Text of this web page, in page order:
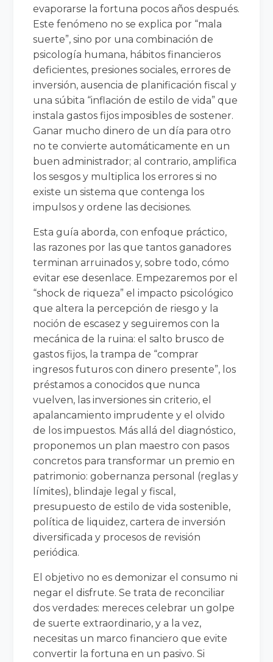
evaporarse la fortuna pocos años después.
Este fenómeno no se explica por “mala
suerte”, sino por una combinación de
psicología humana, hábitos financieros
deficientes, presiones sociales, errores de
inversión, ausencia de planificación fiscal y
una súbita “inflación de estilo de vida” que
instala gastos fijos imposibles de sostener.
Ganar mucho dinero de un día para otro
no te convierte automáticamente en un
buen administrador; al contrario, amplifica
los sesgos y multiplica los errores si no
existe un sistema que contenga los
impulsos y ordene las decisiones.
Esta guía aborda, con enfoque práctico,
las razones por las que tantos ganadores
terminan arruinados y, sobre todo, cómo
evitar ese desenlace. Empezaremos por el
“shock de riqueza” el impacto psicológico
que altera la percepción de riesgo y la
noción de escasez y seguiremos con la
mecánica de la ruina: el salto brusco de
gastos fijos, la trampa de “comprar
ingresos futuros con dinero presente”, los
préstamos a conocidos que nunca
vuelven, las inversiones sin criterio, el
apalancamiento imprudente y el olvido
de los impuestos. Más allá del diagnóstico,
proponemos un plan maestro con pasos
concretos para transformar un premio en
patrimonio: gobernanza personal (reglas y
límites), blindaje legal y fiscal,
presupuesto de estilo de vida sostenible,
política de liquidez, cartera de inversión
diversificada y procesos de revisión
periódica.
El objetivo no es demonizar el consumo ni
negar el disfrute. Se trata de reconciliar
dos verdades: mereces celebrar un golpe
de suerte extraordinario, y a la vez,
necesitas un marco financiero que evite
convertir la fortuna en un pasivo. Si